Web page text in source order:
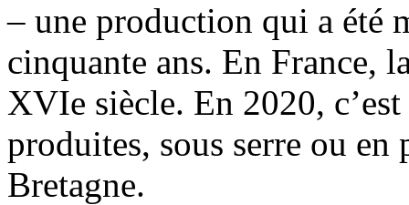
– une production qui a été
cinquante ans. En France,
XVIe siècle. En 2020,
produites, sous serre ou
Bretagne.